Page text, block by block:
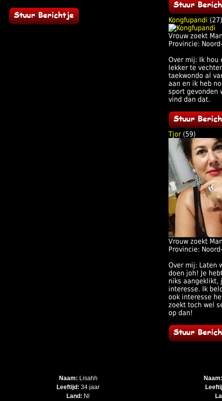
Kongfupandi (27)
Vrouw zoekt
Provincie:
Over mij: Ik hou
lekker te
taekwondo al
aan en ik heb
sport gevonden
vind dan dat.
Tjor(59)
Vrouw zoekt
Provincie:
Over mij: Laten
doen joh! Je
niks aangeklikt,
interesse. Ik
ook interesse
zoekt toch wel
op dan!
Naam: Lisahh
Leeftijd: 34 jaar
Land: Nl
Naam: